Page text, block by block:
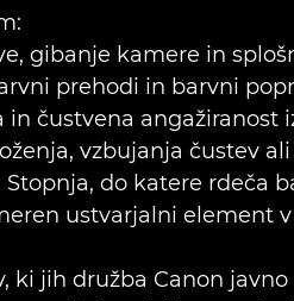
gibanje kamere in
prehodi in barvni
in čustvena
vzbujanja čustev
Stopnja, do katere rdeča
ustvarjalni element
ki jih družba Canon